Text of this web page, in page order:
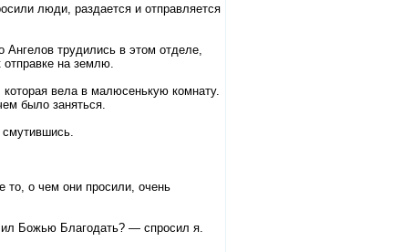
люди, раздается и отправляется
трудились в этом отделе,
отправке на землю.
вела в малюсенькую комнату.
было заняться.
о чем они просили, очень
Божью Благодать? — спросил я.